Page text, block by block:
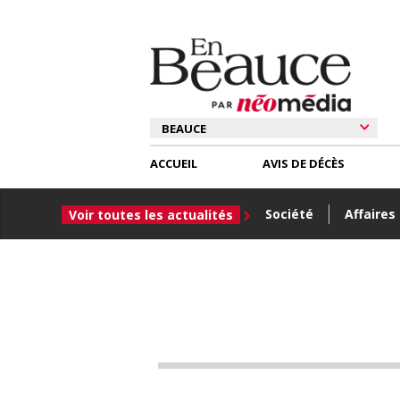
ACCUEIL
Voir toutes les actualités Société Affaires
AVIS DE DÉCÈS